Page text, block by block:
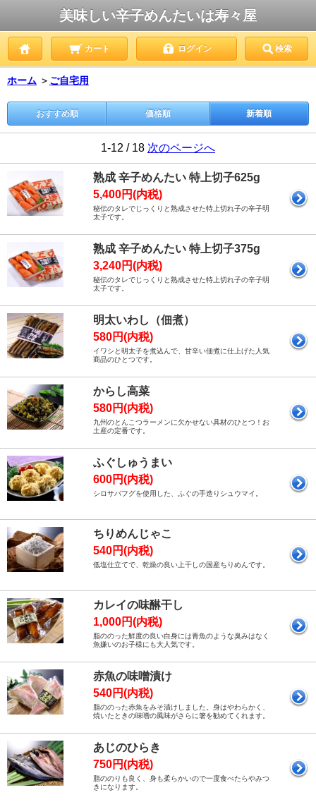
美味しい辛子めんたいは寿々屋
カート ログイン 検索
ホーム ＞ ご自宅用
おすすめ順 価格順 新着順
1-12 / 18 次のページへ
熟成 辛子めんたい 特上切子625g
5,400円(内税)
秘伝のタレでじっくりと熟成させた特上切れ子の辛子明
太子です。
熟成 辛子めんたい 特上切子375g
3,240円(内税)
秘伝のタレでじっくりと熟成させた特上切れ子の辛子明
太子です。
明太いわし（佃煮）
580円(内税)
イワシと明太子を煮込んで、甘辛い佃煮に仕上げた人気
商品のひとつです。
からし高菜
580円(内税)
九州のとんこつラーメンに欠かせない具材のひとつ！お
土産の定番です。
ふぐしゅうまい
600円(内税)
シロサバフグを使用した、ふぐの手造りシュウマイ。
ちりめんじゃこ
540円(内税)
低塩仕立てで、乾燥の良い上干しの国産ちりめんです。
カレイの味醂干し
1,000円(内税)
脂ののった鮮度の良い白身には青魚のような臭みはなく
魚嫌いのお子様にも大人気です。
赤魚の味噌漬け
540円(内税)
脂ののった赤魚をみそ漬けしました。身はやわらかく、
焼いたときの味噌の風味がさらに箸を勧めてくれます。
あじのひらき
750円(内税)
脂ののりも良く、身も柔らかいので一度食べたらやみつ
きになります。